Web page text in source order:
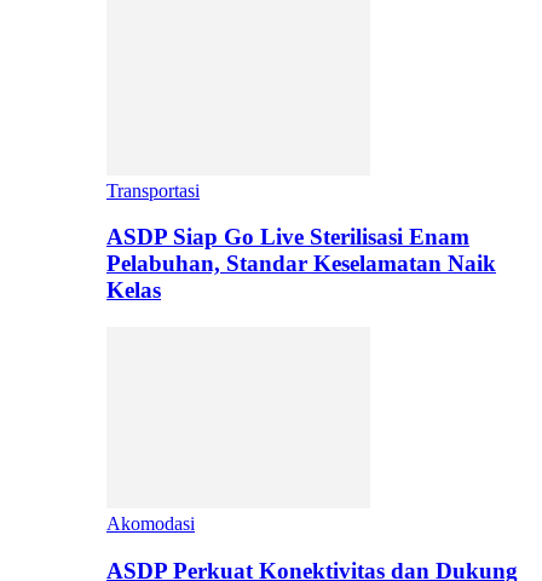
Transportasi
ASDP Siap Go Live Sterilisasi Enam
Pelabuhan, Standar Keselamatan Naik
Kelas
Akomodasi
ASDP Perkuat Konektivitas dan Dukung